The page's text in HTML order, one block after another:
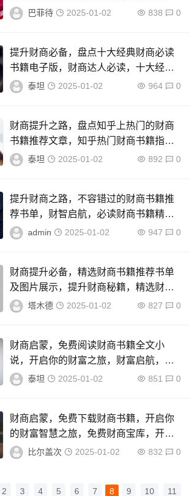
财商提升书籍盘点
巴菲待 2025-01-02 838 0
提升财商必备，盘点十大经典财商必读
书籍电子版，财商达人必读，十大经典
财商书籍电子版推荐
泰坦 2025-01-02 964 0
财商提升之路，盘点知乎上热门的财商
书籍推荐文章，知乎热门财商书籍指
南，提升你的理财智慧
泰坦 2025-01-02 892 0
提升财商之路，不容错过的财商书籍推
荐书单，财智启航，必读财商书籍精选
指南admin 2025-01-02 947 0
财商提升必备，精选财商书籍推荐书单
及图片展示，提升财商秘籍，精选财商
书籍推荐与视觉鉴赏
塔木德 2025-01-02 827 0
财商启蒙，免费阅读财商书籍全文小
说，开启你的财富之旅，财富启航，免
费财商书籍全文小说，开启你的理财智
泰坦 2025-01-02 851 0
财商启蒙，免费下载财商书籍，开启你
的财富智慧之旅，免费财商宝库，开启
财富智慧之旅
比尔盖次 2025-01-02 832 0
2 3 4 5 6 7 8 9 10 11